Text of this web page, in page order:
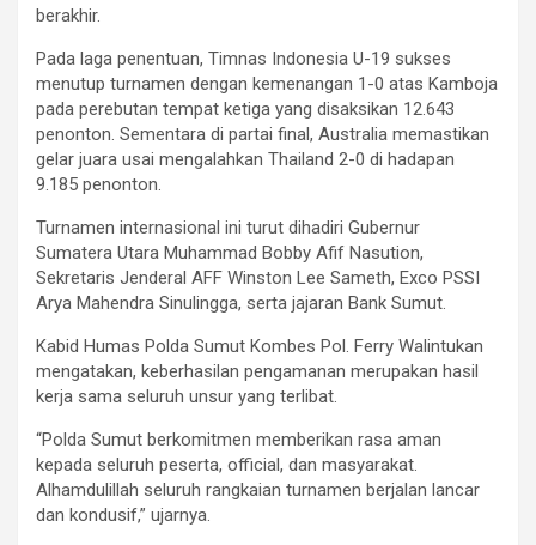
berakhir.
Pada laga penentuan, Timnas Indonesia U-19 sukses
menutup turnamen dengan kemenangan 1-0 atas Kamboja
pada perebutan tempat ketiga yang disaksikan 12.643
penonton. Sementara di partai final, Australia memastikan
gelar juara usai mengalahkan Thailand 2-0 di hadapan
9.185 penonton.
Turnamen internasional ini turut dihadiri Gubernur
Sumatera Utara Muhammad Bobby Afif Nasution,
Sekretaris Jenderal AFF Winston Lee Sameth, Exco PSSI
Arya Mahendra Sinulingga, serta jajaran Bank Sumut.
Kabid Humas Polda Sumut Kombes Pol. Ferry Walintukan
mengatakan, keberhasilan pengamanan merupakan hasil
kerja sama seluruh unsur yang terlibat.
“Polda Sumut berkomitmen memberikan rasa aman
kepada seluruh peserta, official, dan masyarakat.
Alhamdulillah seluruh rangkaian turnamen berjalan lancar
dan kondusif,” ujarnya.